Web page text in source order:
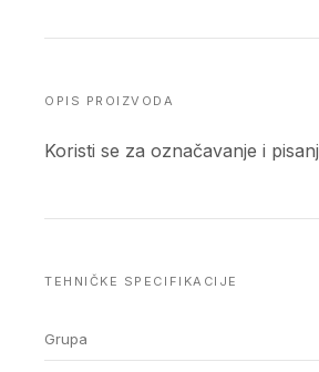
OPIS PROIZVODA
Koristi se za označavanje i
TEHNIČKE SPECIFIKACIJE
Grupa